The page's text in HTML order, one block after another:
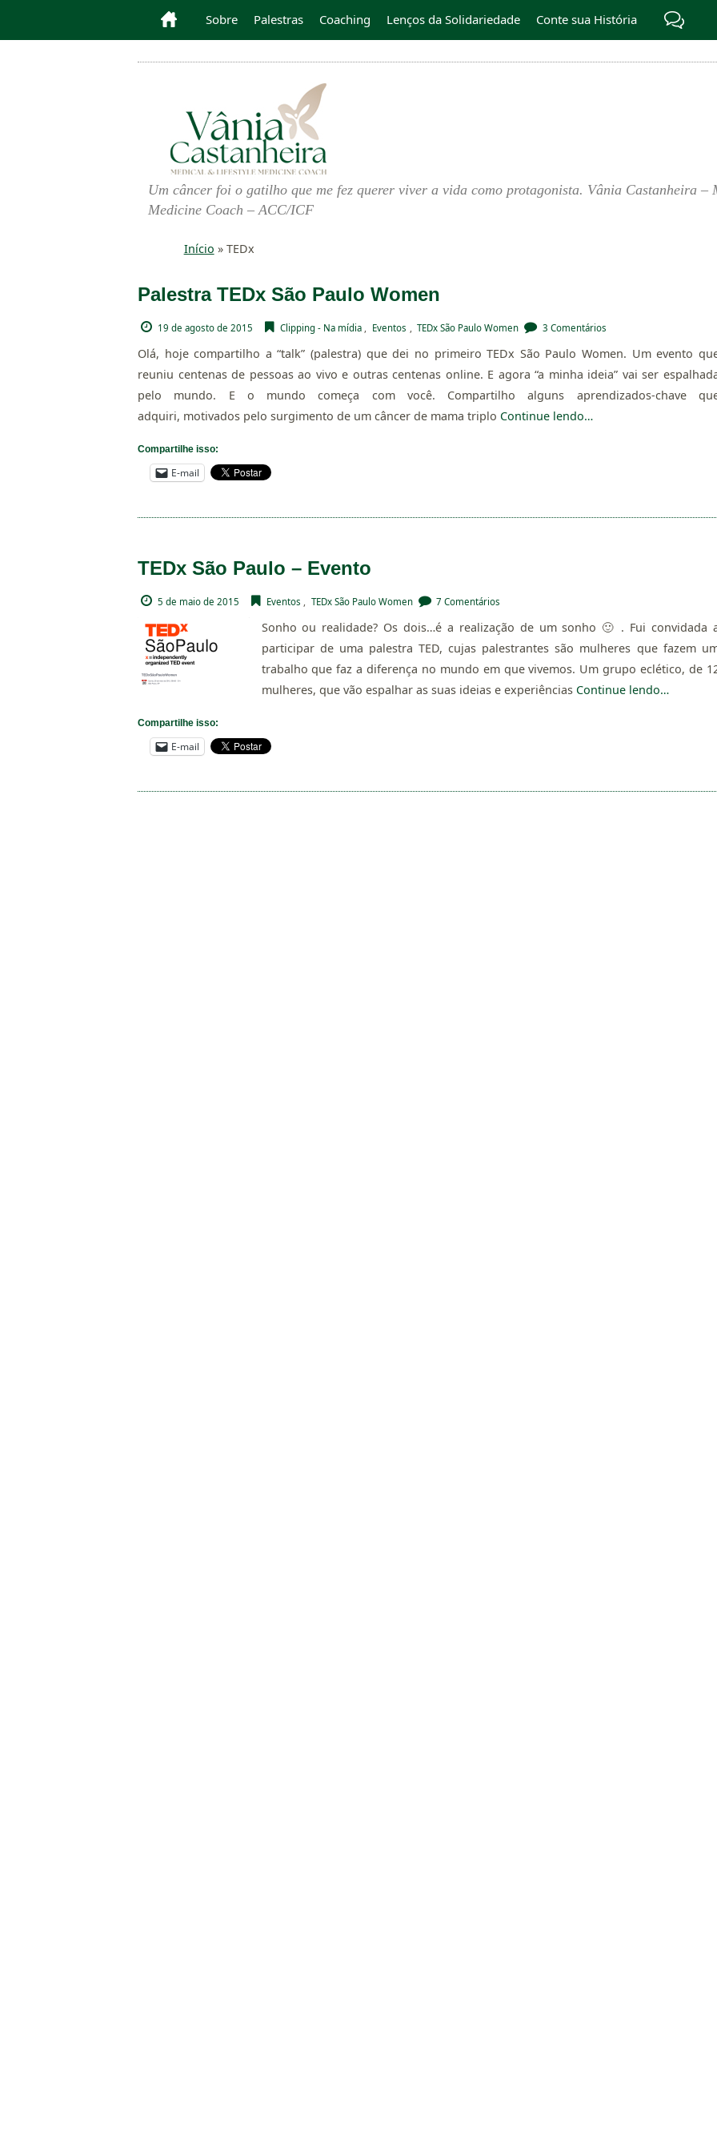
Sobre Palestras Coaching Lenços da Solidariedade Conte sua História
Um câncer foi o gatilho que me fez querer viver a vida como protagonista. Vânia Castanheira
Medicine Coach – ACC/ICF
Início » TEDx
Palestra TEDx São Paulo Women
19 de agosto de 2015 Clipping - Na mídia Eventos TEDx São Paulo Women 3 Comentários
Olá, hoje compartilho a “talk” (palestra) que dei no primeiro TEDx São Paulo Women. Um evento
reuniu centenas de pessoas ao vivo e outras centenas online. E agora “a minha ideia” vai ser
pelo mundo. E o mundo começa com você. Compartilho alguns aprendizados-chave
adquiri, motivados pelo surgimento de um câncer de mama triplo Continue lendo…
Compartilhe isso:
E-mail
TEDx São Paulo – Evento
5 de maio de 2015 Eventos TEDx São Paulo Women 7 Comentários
Sonho ou realidade? Os dois…é a realização de um sonho 🙂 . Fui convidada
participar de uma palestra TED, cujas palestrantes são mulheres que fazem
trabalho que faz a diferença no mundo em que vivemos. Um grupo eclético, de
mulheres, que vão espalhar as suas ideias e experiênciasContinue lendo…
Compartilhe isso:
E-mail